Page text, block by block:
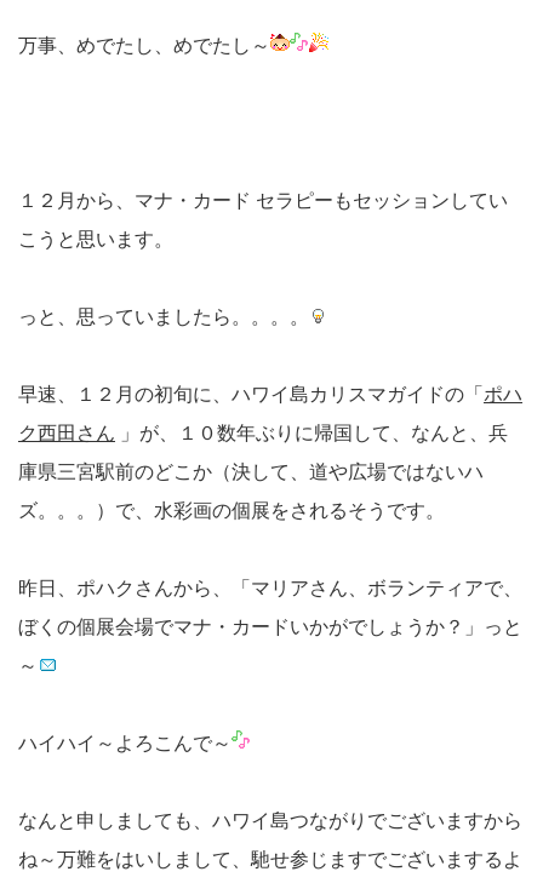
万事、めでたし、めでたし～
１２月から、マナ・カード セラピーもセッションしてい
こうと思います。
っと、思っていましたら。。。。
早速、１２月の初旬に、ハワイ島カリスマガイドの「 ポハ
ク西田さん 」が、１０数年ぶりに帰国して、なんと、兵
庫県三宮駅前のどこか（決して、道や広場ではないハ
ズ。。。）で、水彩画の個展をされるそうです。
昨日、ポハクさんから、「マリアさん、ボランティアで、
ぼくの個展会場でマナ・カードいかがでしょうか？」っと
～
ハイハイ～よろこんで～
なんと申しましても、ハワイ島つながりでございますから
ね～万難をはいしまして、馳せ参じますでございまするよ